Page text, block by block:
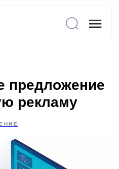
предложение
рекламу